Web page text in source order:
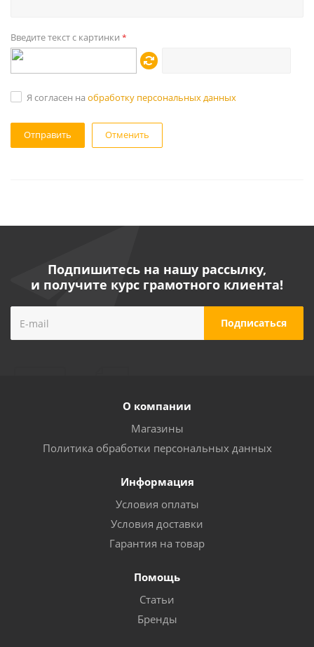
Введите текст с картинки *
Я согласен на обработку персональных данных
Отменить
Подпишитесь на нашу рассылку,
и получите курс грамотного клиента!
О компании
Магазины
Политика обработки персональных данных
Информация
Условия оплаты
Условия доставки
Гарантия на товар
Помощь
Статьи
Бренды